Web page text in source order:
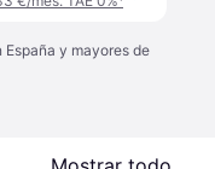
y mayores de